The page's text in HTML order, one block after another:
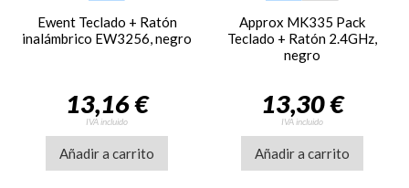
Ewent Teclado + Ratón
inalámbrico EW3256, negro
13,16 €
IVA incluido
Añadir a carrito
Approx MK335 Pack
Teclado + Ratón 2.4GHz,
negro
13,30 €
IVA incluido
Añadir a carrito